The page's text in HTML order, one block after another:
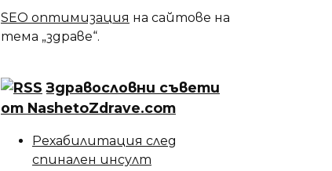
SEO оптимизация на сайтове на
тема „здраве“.
Здравословни съвети
от NashetoZdrave.com
Рехабилитация след
спинален инсулт